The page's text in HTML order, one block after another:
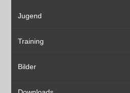
Jugend
Training
Bilder